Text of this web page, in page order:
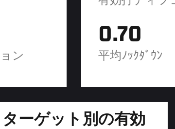
ン
0.70
平均ﾉｯｸﾀﾞｳﾝ
ターゲット別の有効